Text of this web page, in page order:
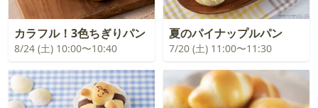
カラフル！3色ちぎりパン
8/24 (土) 10:00〜10:40
夏のパイナップルパン
7/20 (土) 11:00〜11:30